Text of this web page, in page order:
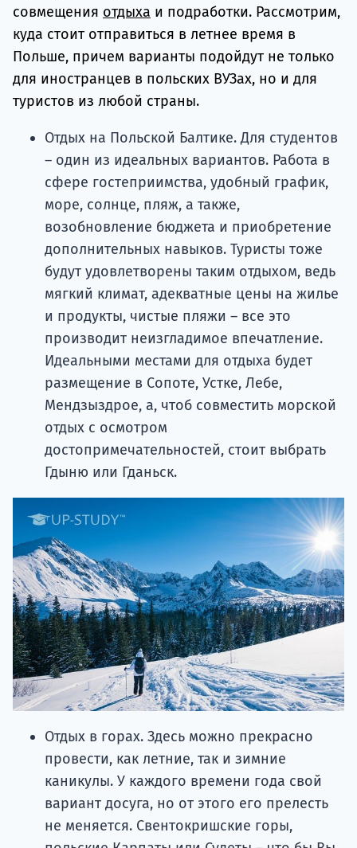
совмещения отдыха и подработки. Рассмотрим,
куда стоит отправиться в летнее время в
Польше, причем варианты подойдут не только
для иностранцев в польских ВУЗах, но и для
туристов из любой страны.
Отдых на Польской Балтике. Для студентов
– один из идеальных вариантов. Работа в
сфере гостеприимства, удобный график,
море, солнце, пляж, а также,
возобновление бюджета и приобретение
дополнительных навыков. Туристы тоже
будут удовлетворены таким отдыхом, ведь
мягкий климат, адекватные цены на жилье
и продукты, чистые пляжи – все это
производит неизгладимое впечатление.
Идеальными местами для отдыха будет
размещение в Сопоте, Устке, Лебе,
Мендзыздрое, а, чтоб совместить морской
отдых с осмотром
достопримечательностей, стоит выбрать
Гдыню или Гданьск.
Отдых в горах. Здесь можно прекрасно
провести, как летние, так и зимние
каникулы. У каждого времени года свой
вариант досуга, но от этого его прелесть
не меняется. Свентокришские горы,